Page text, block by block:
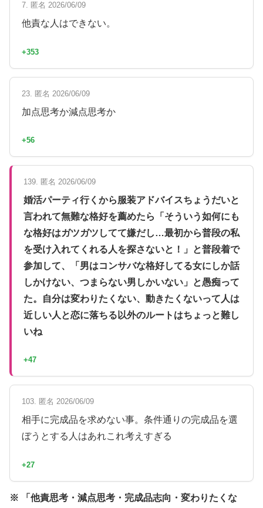
7. 匿名 2026/06/09
他責な人はできない。
+353
23. 匿名 2026/06/09
加点思考か減点思考か
+56
139. 匿名 2026/06/09
婚活パーティ行くから服装アドバイスちょうだいと
言われて無難な格好を薦めたら「そういう如何にも
な格好はガツガツしてて嫌だし…最初から普段の私
を受け入れてくれる人を探さないと！」と普段着で
参加して、「男はコンサバな格好してる女にしか話
しかけない、つまらない男しかいない」と愚痴って
た。自分は変わりたくない、動きたくないって人は
近しい人と恋に落ちる以外のルートはちょっと難し
いね
+47
103. 匿名 2026/06/09
相手に完成品を求めない事。条件通りの完成品を選
ぼうとする人はあれこれ考えすぎる
+27
※ 「他責思考・減点思考・完成品志向・変わりたくな